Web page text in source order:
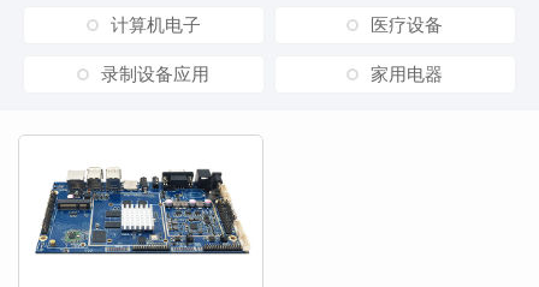
计算机电子 医疗设备
录制设备应用 家用电器